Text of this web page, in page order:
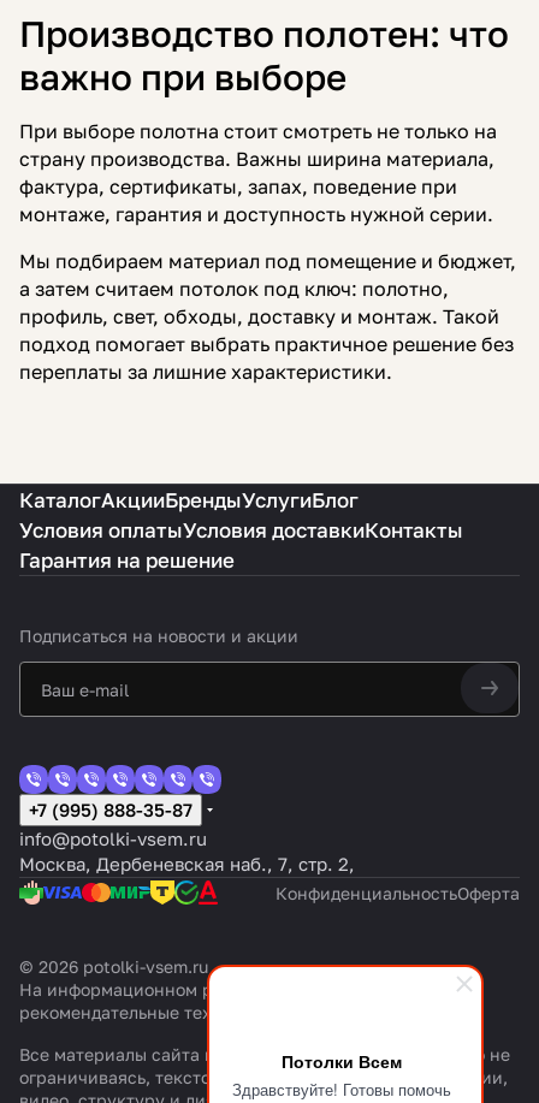
Потолки Всем
Здравствуйте! Готовы помочь
Производство полотен: что
важно при выборе
При выборе полотна стоит смотреть не только на
страну производства. Важны ширина материала,
фактура, сертификаты, запах, поведение при
монтаже, гарантия и доступность нужной серии.
Мы подбираем материал под помещение и бюджет,
а затем считаем потолок под ключ: полотно,
профиль, свет, обходы, доставку и монтаж. Такой
подход помогает выбрать практичное решение без
переплаты за лишние характеристики.
КаталогАкцииБрендыУслугиБлог
Условия оплатыУсловия доставкиКонтакты
Гарантия на решение
Подписаться на новости и акции
+7 (995) 888-35-87
info@potolki-vsem.ru
Москва, Дербеневская наб., 7, стр. 2,
КонфиденциальностьОферта
© 2026 potolki-vsem.ru
На информационном ресурсе применяются
рекомендательные технологии
Все материалы сайта msk.potolki-vsem.ru— включая, но не
ограничиваясь, текстовый контент, графику, фотографии,